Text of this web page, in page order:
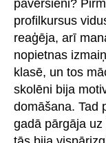
pavērsieni?
profilkursus
reaģēja, arī
nopietnas
klasē, un tos
skolēni bija
domāšana. Tad
gadā pārgāja